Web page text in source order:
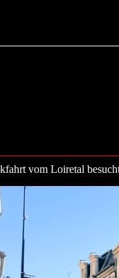
vom Loiretal